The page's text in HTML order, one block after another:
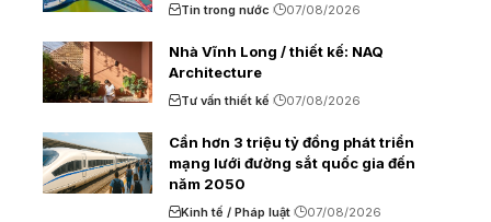
Tin trong nước 07/08/2026
Nhà Vĩnh Long / thiết kế: NAQ
Architecture
Tư vấn thiết kế 07/08/2026
Cần hơn 3 triệu tỷ đồng phát triển
mạng lưới đường sắt quốc gia đến
năm 2050
Kinh tế / Pháp luật 07/08/2026